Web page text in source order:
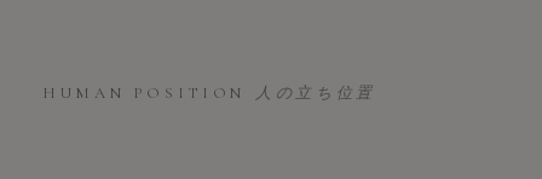
HUMAN POSITION 人の立ち位置